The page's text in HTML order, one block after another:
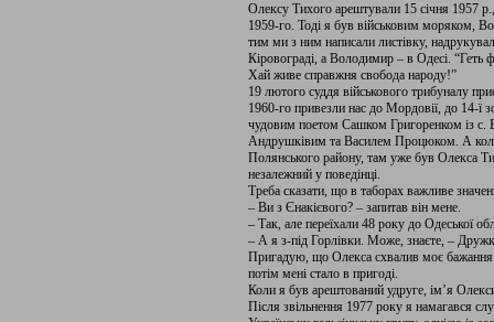
Олексу Тихого арештували 15 січня 1957
1959-го. Тоді я був військовим моряком,
тим ми з ним написали листівку,
Кіровограді, а Володимир – в Одесі. “Геть
Хай живе справжня свобода народу!”
19 лютого суддя військового трибуналу
1960-го привезли нас до Мордовії, до 14-
чудовим поетом Сашком Григоренком із с.
Андрушківим та Василем Процюком. А
Полянського району, там уже був Олекса
незалежний у поведінці.
Треба сказати, що в таборах важливе
– Ви з Єнакієвого? – запитав він мене.
– Так, але переїхали 48 року до Одеської
– А я з-під Горлівки. Може, знаєте, –
Пригадую, що Олекса схвалив моє
потім мені стало в пригоді.
Коли я був арештований удруге, ім’я
Після звільнення 1977 року я намагався